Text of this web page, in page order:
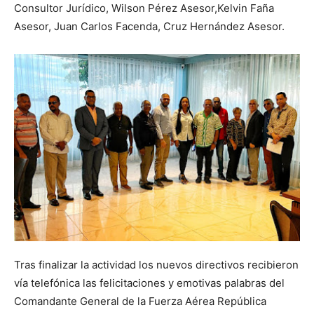
Consultor Jurídico, Wilson Pérez Asesor,Kelvin Faña
Asesor, Juan Carlos Facenda, Cruz Hernández Asesor.
Tras finalizar la actividad los nuevos directivos recibieron
vía telefónica las felicitaciones y emotivas palabras del
Comandante General de la Fuerza Aérea República